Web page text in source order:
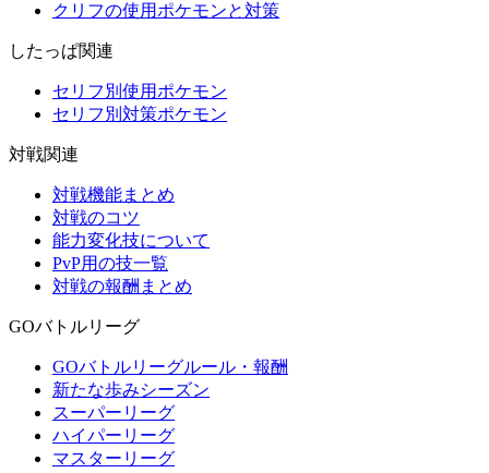
クリフの使用ポケモンと対策
したっぱ関連
セリフ別使用ポケモン
セリフ別対策ポケモン
対戦関連
対戦機能まとめ
対戦のコツ
能力変化技について
PvP用の技一覧
対戦の報酬まとめ
GOバトルリーグ
GOバトルリーグルール・報酬
新たな歩みシーズン
スーパーリーグ
ハイパーリーグ
マスターリーグ